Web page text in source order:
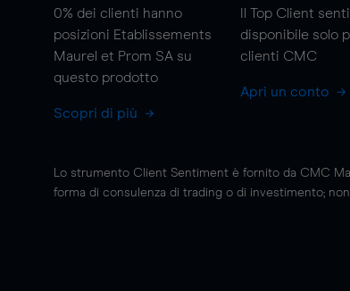
0% dei clienti hanno
posizioni Etablissements
Maurel et Prom SA su
questo prodotto
Scopri di più
Il Top Client
disponibile solo
clienti CMC
Apri un conto
Lo strumento Client Sentiment è fornito da CMC
forma di consulenza di trading o di investimento;